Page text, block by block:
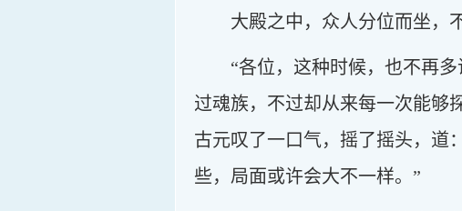
大殿之中，众人分位而坐，
“各位，这种时候，也不再
过魂族，不过却从来每一次能够
古元叹了一口气，摇了摇头，道
些，局面或许会大不一样。”